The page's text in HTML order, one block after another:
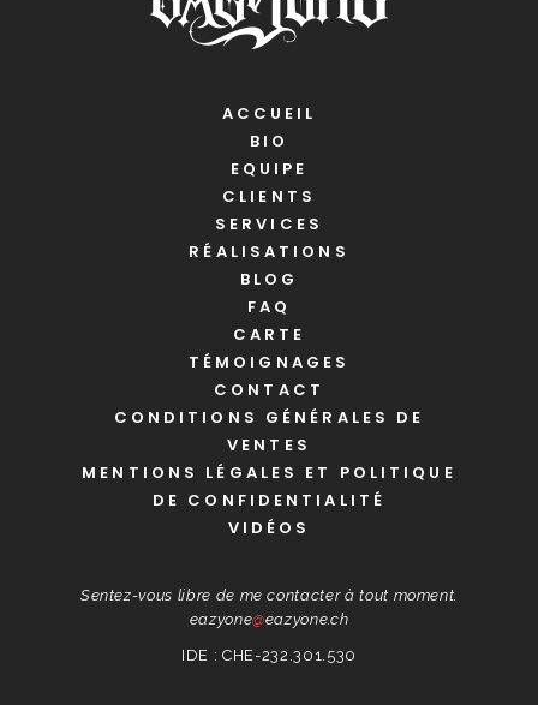
ACCUEIL
BIO
EQUIPE
CLIENTS
SERVICES
RÉALISATIONS
BLOG
FAQ
CARTE
TÉMOIGNAGES
CONTACT
CONDITIONS GÉNÉRALES DE
VENTES
MENTIONS LÉGALES ET POLITIQUE
DE CONFIDENTIALITÉ
VIDÉOS
Sentez-vous libre de me contacter à tout moment.
eazyone@eazyone.ch
IDE : CHE-232.301.530